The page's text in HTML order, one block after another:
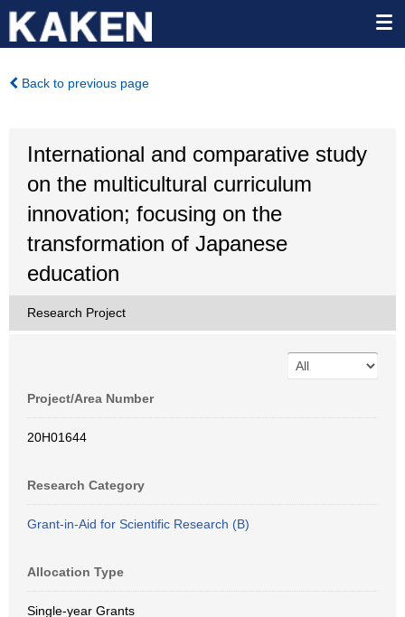
Back to previous page
International and comparative study
on the multicultural curriculum
innovation; focusing on the
transformation of Japanese
education
Research Project
Project/Area Number
20H01644
Research Category
Grant-in-Aid for Scientific Research (B)
Allocation Type
Single-year Grants